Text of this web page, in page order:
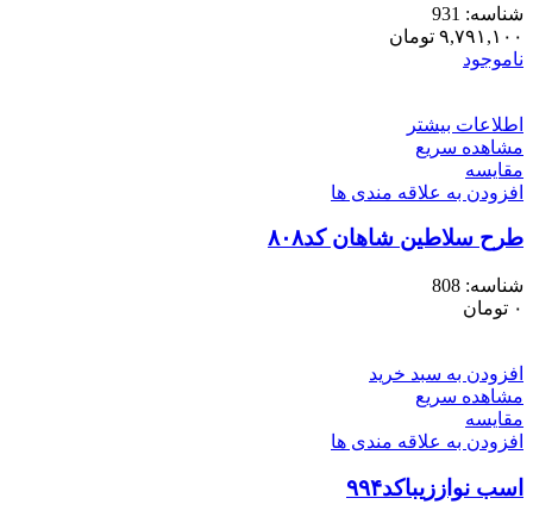
شناسه: 931
۹,۷۹۱,۱۰۰ تومان
ناموجود
اطلاعات بیشتر
مشاهده سریع
مقایسه
افزودن به علاقه مندی ها
طرح سلاطین شاهان کد۸۰۸
شناسه: 808
۰ تومان
افزودن به سبد خرید
مشاهده سریع
مقایسه
افزودن به علاقه مندی ها
اسب نواززیباکد۹۹۴